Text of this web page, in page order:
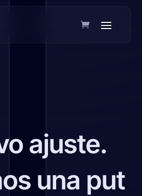
ajuste.
una put